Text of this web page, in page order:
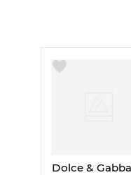
Dolce &